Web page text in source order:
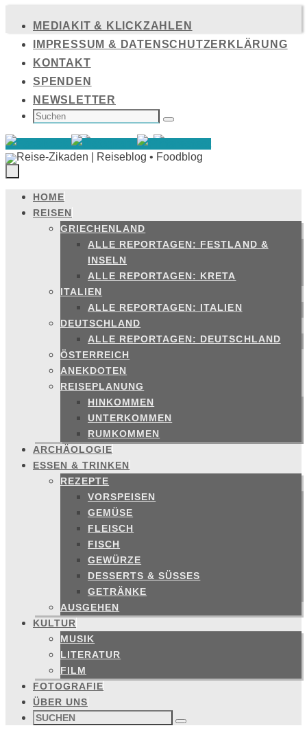
Inhalt
springen
MEDIAKIT & KLICKZAHLEN
IMPRESSUM & DATENSCHUTZERKLÄRUNG
KONTAKT
SPENDEN
NEWSLETTER
SUCHEN
NACH: Suchen
Zum
Inhalt
springen
HOME
REISEN
GRIECHENLAND
ALLE REPORTAGEN: FESTLAND &
INSELN
ALLE REPORTAGEN: KRETA
ITALIEN
ALLE REPORTAGEN: ITALIEN
DEUTSCHLAND
ALLE REPORTAGEN: DEUTSCHLAND
ÖSTERREICH
ANEKDOTEN
REISEPLANUNG
HINKOMMEN
UNTERKOMMEN
RUMKOMMEN
ARCHÄOLOGIE
ESSEN & TRINKEN
REZEPTE
VORSPEISEN
GEMÜSE
FLEISCH
FISCH
GEWÜRZE
DESSERTS & SÜSSES
GETRÄNKE
AUSGEHEN
KULTUR
MUSIK
LITERATUR
FILM
FOTOGRAFIE
ÜBER UNS
Suchen
nach: Suchen